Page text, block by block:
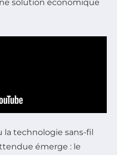
solution économique
la technologie sans-fil
émerge : le